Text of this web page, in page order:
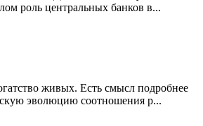
роль центральных банков в...
живых. Есть смысл подробнее
эволюцию соотношения р...